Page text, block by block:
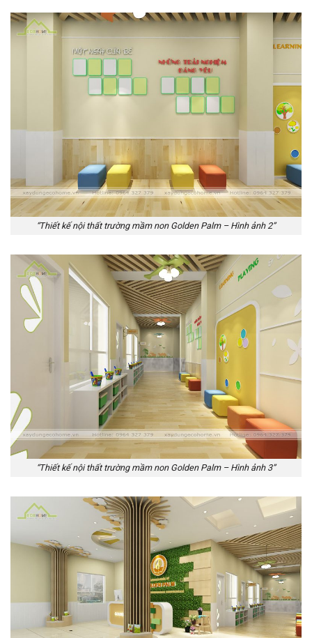
“Thiết kế nội thất trường mầm non Golden Palm – Hình ảnh 2”
“Thiết kế nội thất trường mầm non Golden Palm – Hình ảnh 3”